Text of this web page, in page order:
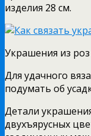
изделия 28 см.
Украшения из роз
Для удачного
подумать об
Детали
двухъярусных